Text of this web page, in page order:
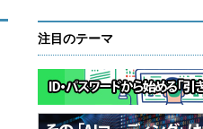
注目のテーマ